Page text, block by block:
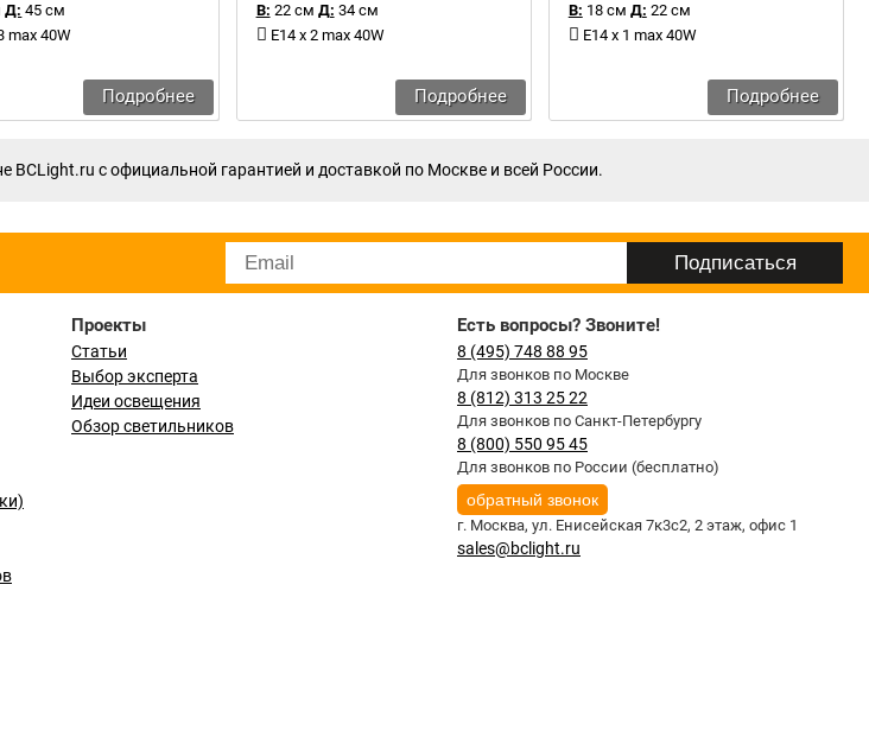
Д: 45 см
max 40W
Подробнее
В: 22 см Д: 34 см
E14 x 2 max 40W
Подробнее
В: 18 см Д: 22 см
E14 x 1 max 40W
Подробнее
с официальной гарантией и доставкой по Москве и всей России.
Проекты
Статьи
Выбор эксперта
Идеи освещения
Обзор светильников
Есть вопросы? Звоните!
8 (495) 748 88 95
Для звонков по Москве
8 (812) 313 25 22
Для звонков по Санкт-Петербургу
8 (800) 550 95 45
Для звонков по России (бесплатно)
обратный звонок
г. Москва, ул. Енисейская 7к3с2, 2 этаж, офис 1
sales@bclight.ru